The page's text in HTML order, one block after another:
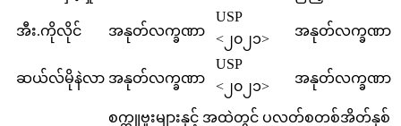
အီး.ကိုလိုင် အနုတ်လက္ခဏာ
USP
<၂၀၂၁>
အနုတ်လက္ခဏာ
ဆယ်လ်မိုနဲလာ အနုတ်လက္ခဏာ
USP
<၂၀၂၁>
အနုတ်လက္ခဏာ
စက္ကူဗူးများနှင့် အထဲတွင် ပလတ်စတစ်အိတ်နှစ်